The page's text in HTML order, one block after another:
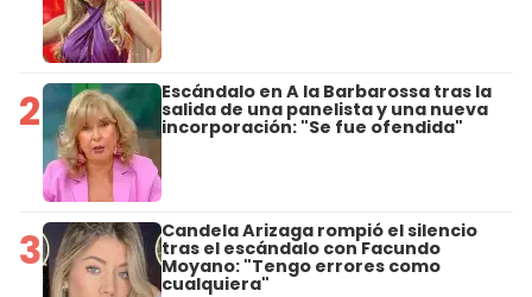
2 Escándalo en A la Barbarossa tras la
salida de una panelista y una nueva
incorporación: "Se fue ofendida"
3 Candela Arizaga rompió el silencio
tras el escándalo con Facundo
Moyano: "Tengo errores como
cualquiera"